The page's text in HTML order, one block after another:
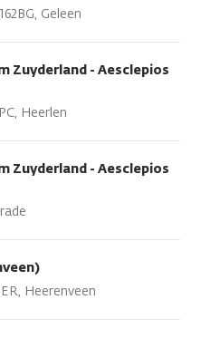
Geleen
Zuyderland - Aesclepios
Heerlen
Zuyderland - Aesclepios
Heerenveen